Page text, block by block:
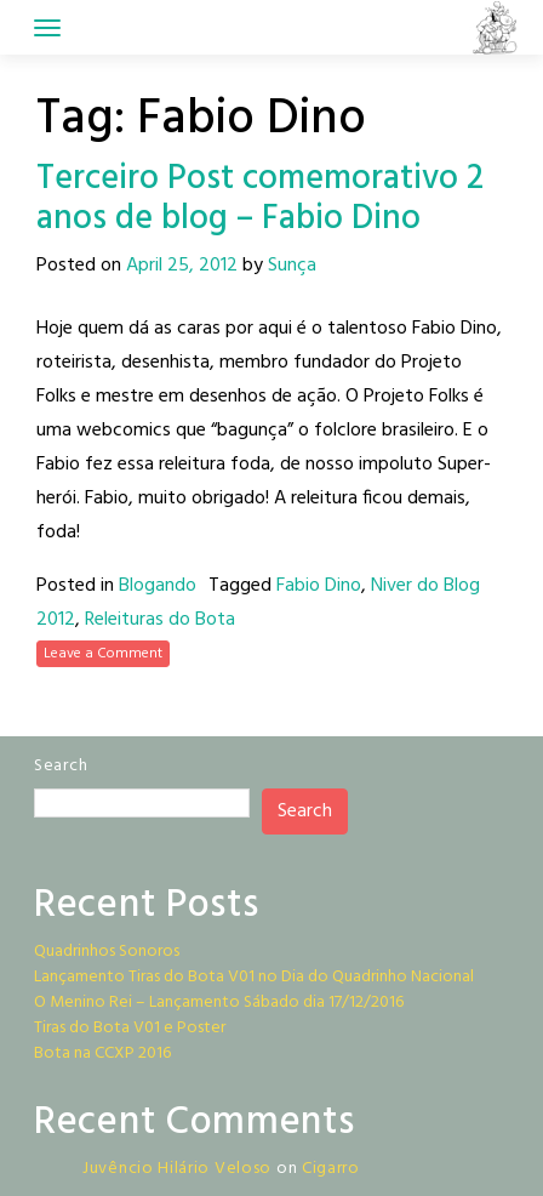
Tag: Fabio Dino
Terceiro Post comemorativo 2
anos de blog – Fabio Dino
Posted onApril 25, 2012bySunça
Hoje quem dá as caras por aqui é o talentoso Fabio Dino,
roteirista, desenhista, membro fundador do Projeto
Folks e mestre em desenhos de ação. O Projeto Folks é
uma webcomics que “bagunça” o folclore brasileiro. E o
Fabio fez essa releitura foda, de nosso impoluto Super-
herói. Fabio, muito obrigado! A releitura ficou demais,
foda!
Posted inBlogando TaggedFabio Dino,Niver do Blog
2012,Releituras do Bota
Leave a Comment
Search
Search
Recent Posts
Quadrinhos Sonoros
Lançamento Tiras do Bota V01 no Dia do Quadrinho Nacional
O Menino Rei – Lançamento Sábado dia 17/12/2016
Tiras do Bota V01 e Poster
Bota na CCXP 2016
Recent Comments
Juvêncio Hilário Veloso on Cigarro